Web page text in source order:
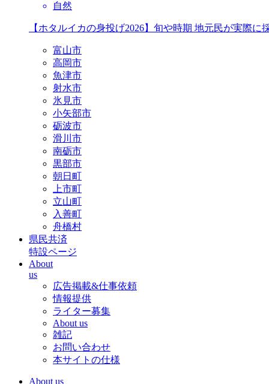
自然
【ホタルイカの身投げ2026】旬や時期 地元民が実際に
富山市
高岡市
魚津市
射水市
氷見市
小矢部市
砺波市
滑川市
南砺市
黒部市
朝日町
上市町
立山町
入善町
舟橋村
県民共済
特設ページ
About
us
広告掲載&仕事依頼
情報提供
ライター募集
About us
雑記
お問い合わせ
本サイトの仕様
About us